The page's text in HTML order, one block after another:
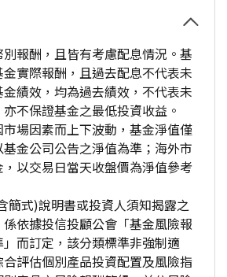
報酬，且皆有考慮配息情況。基
實際報酬，且過去配息不代表未
績效，均為過去績效，不代表未
不保證基金之最低投資收益。
場因素而上下波動，基金淨值僅
金公司公告之淨值為準；海外市
以交易日當天收盤價為淨值參考
簡式)說明書或投資人須知揭露之
依據投信投顧公會「基金風險報
而訂定，該分類標準非強制適
評估個別產品投資配置及風險指